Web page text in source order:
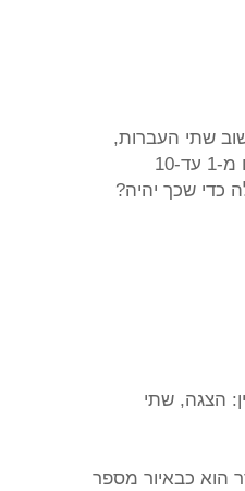
שתי העברות,
10
כדי שכך יהיה?
הוא כבאיור מספר